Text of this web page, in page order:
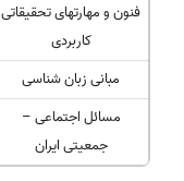
فنون و مهارتهای تحقیقاتی
کاربردی
مبانی زبان شناسی
مسائل اجتماعی –
جمعیتی ایران